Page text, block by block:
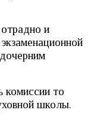
и
комиссии то
школы.